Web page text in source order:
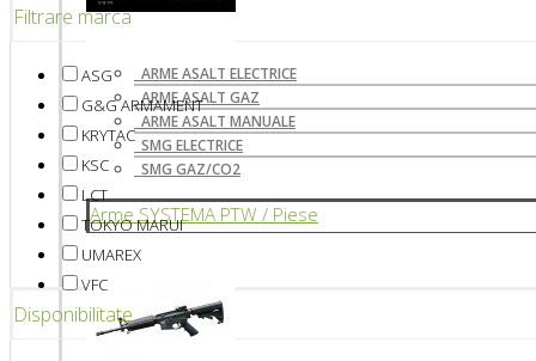
ARME ASALT ELECTRICE
ARME ASALT GAZ
ARME ASALT MANUALE
SMG ELECTRICE
SMG GAZ/CO2
Arme SYSTEMA PTW / Piese
Filtrare marca
ASG
G&G ARMAMENT
KRYTAC
KSC
LCT
TOKYO MARUI
UMAREX
VFC
Disponibilitate